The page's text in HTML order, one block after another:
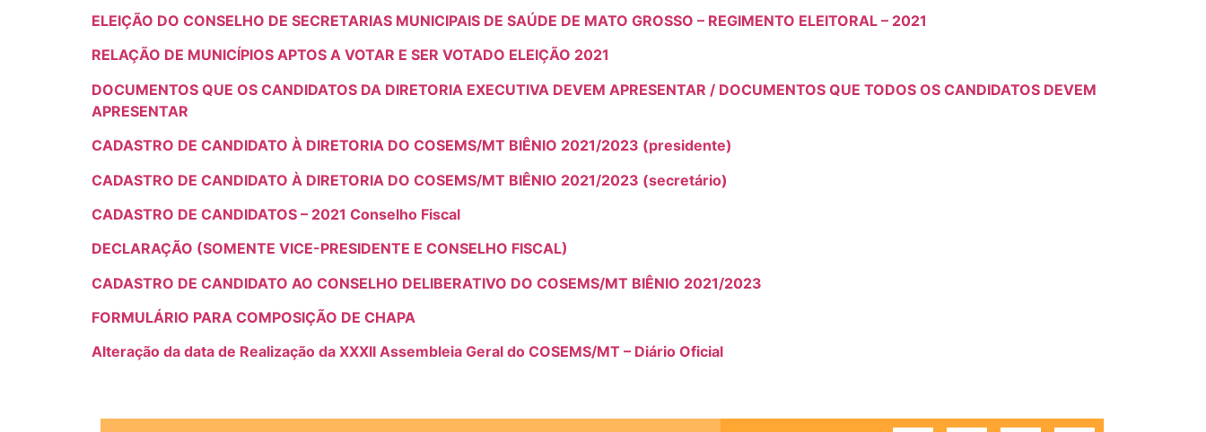
ELEIÇÃO DO CONSELHO DE SECRETARIAS MUNICIPAIS DE SAÚDE DE MATO GROSSO – REGIMENTO ELEITORAL – 2021
RELAÇÃO DE MUNICÍPIOS APTOS A VOTAR E SER VOTADO ELEIÇÃO 2021
DOCUMENTOS QUE OS CANDIDATOS DA DIRETORIA EXECUTIVA DEVEM APRESENTAR / DOCUMENTOS QUE TODOS OS CANDIDATOS DEVEM
APRESENTAR
CADASTRO DE CANDIDATO À DIRETORIA DO COSEMS/MT BIÊNIO 2021/2023 (presidente)
CADASTRO DE CANDIDATO À DIRETORIA DO COSEMS/MT BIÊNIO 2021/2023 (secretário)
CADASTRO DE CANDIDATOS – 2021 Conselho Fiscal
DECLARAÇÃO (SOMENTE VICE-PRESIDENTE E CONSELHO FISCAL)
CADASTRO DE CANDIDATO AO CONSELHO DELIBERATIVO DO COSEMS/MT BIÊNIO 2021/2023
FORMULÁRIO PARA COMPOSIÇÃO DE CHAPA
Alteração da data de Realização da XXXII Assembleia Geral do COSEMS/MT – Diário Oficial